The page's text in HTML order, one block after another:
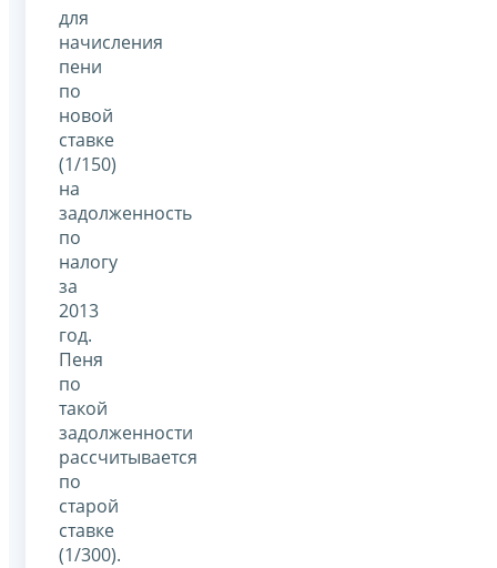
для
начисления
пени
по
новой
ставке
(1/150)
на
задолженность
по
налогу
за
2013
год.
Пеня
по
такой
задолженности
рассчитывается
по
старой
ставке
(1/300).